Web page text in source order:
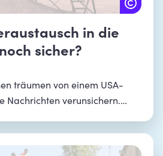
in die
sicher?
träumen von einem USA-
Nachrichten verunsichern.
machen? Wir haben die
Youth for